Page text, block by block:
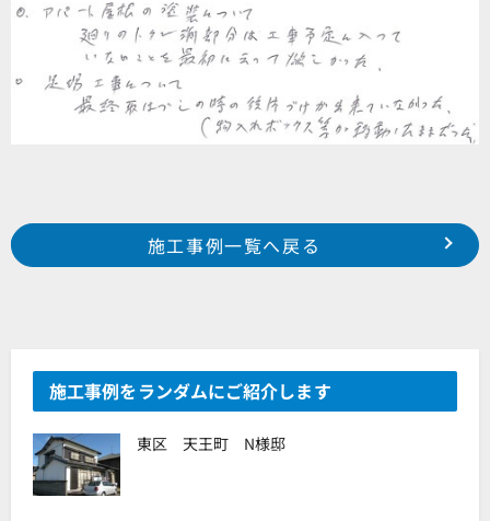
Prev
浜松市東区下石田町 I様邸
浜松市中区向宿町 M様邸
施工事例一覧へ戻る
施工事例をランダムにご紹介します
東区 天王町 N様邸